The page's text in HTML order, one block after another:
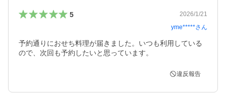
5
2026/1/21
yme*****さん
予約通りにおせち料理が届きました。いつも利用している
ので、次回も予約したいと思っています。
違反報告